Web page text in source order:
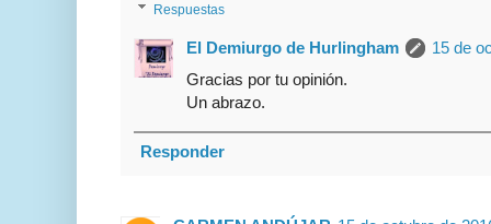
Respuestas
El Demiurgo de Hurlingham
15 de
Gracias por tu opinión.
Un abrazo.
Responder